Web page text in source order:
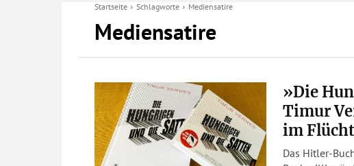
Startseite Schlagworte Mediensatire
Mediensatire
»Die
Timur
im
Das Hitler-